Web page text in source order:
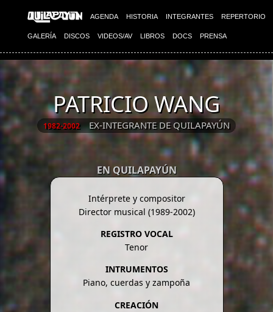
AGENDA HISTORIA INTEGRANTES REPERTORIO
GALERÍA DISCOS VIDEOS/AV LIBROS DOCS PRENSA
PATRICIO WANG
1982-2002 EX-INTEGRANTE DE QUILAPAYÚN
EN QUILAPAYÚN
Intérprete y compositor
Director musical (1989-2002)
REGISTRO VOCAL
Tenor
INTRUMENTOS
Piano, cuerdas y zampoña
CREACIÓN